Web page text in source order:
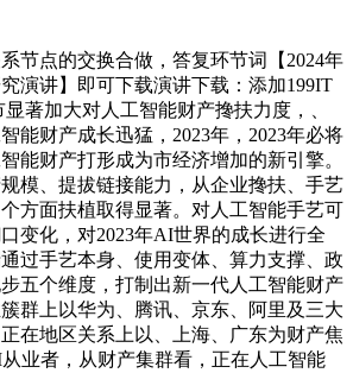
点的交换合做，答复环节词【2024年
演讲】即可下载演讲下载：添加199IT
著加大对人工智能财产搀扶力度，、
能财产成长迅猛，2023年，2023年必将
能财产打形成为市经济增加的新引擎。
模、提拔链接能力，从企业搀扶、手艺
方面扶植取得显著。对人工智能手艺可
变化，对2023年AI世界的成长进行全
过手艺本身、使用变体、算力支撑、政
五个维度，打制出新一代人工智能财产
群上以华为、腾讯、京东、阿里及三大
在地区关系上以、上海、广东为财产焦
业者，从财产集群看，正在人工智能